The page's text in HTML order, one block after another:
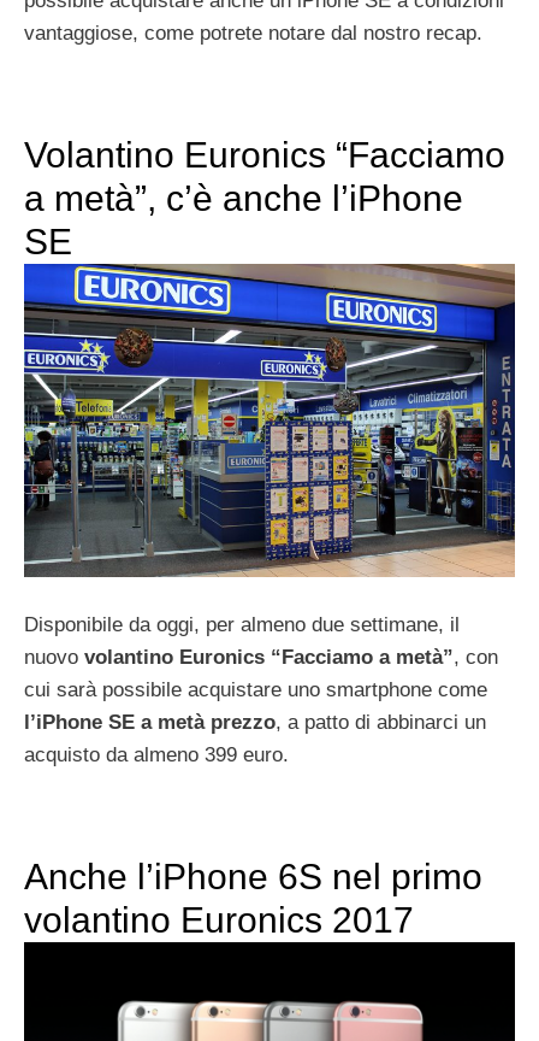
vantaggiose, come potrete notare dal nostro recap.
Volantino Euronics “Facciamo
a metà”, c’è anche l’iPhone
SE
Disponibile da oggi, per almeno due settimane, il
nuovo volantino Euronics “Facciamo a metà”, con
cui sarà possibile acquistare uno smartphone come
l’iPhone SE a metà prezzo, a patto di abbinarci un
acquisto da almeno 399 euro.
Anche l’iPhone 6S nel primo
volantino Euronics 2017